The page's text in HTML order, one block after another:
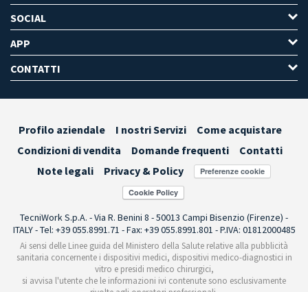
SOCIAL
APP
CONTATTI
Profilo aziendale I nostri Servizi
Come acquistare
Condizioni di vendita
Domande frequenti
Contatti
Note legali
Privacy & Policy Preferenze cookie
TecniWork S.p.A. - Via R. Benini 8 - 50013 Campi Bisenzio (Firenze) -
ITALY - Tel: +39 055.8991.71 - Fax: +39 055.8991.801 - P.IVA: 01812000485
Ai sensi delle Linee guida del Ministero della Salute relative alla pubblicità
sanitaria concernente i dispositivi medici, dispositivi medico-diagnostici in
vitro e presidi medico chirurgici,
si avvisa l'utente che le informazioni ivi contenute sono esclusivamente